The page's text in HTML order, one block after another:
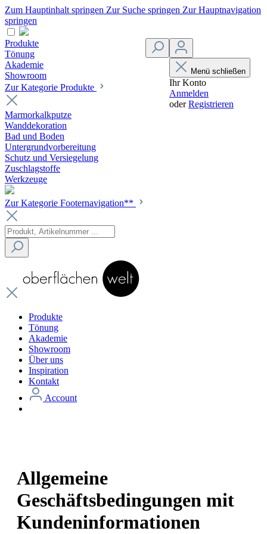
Zum Hauptinhalt springen Zur Suche springen Zur Hauptnavigation
springen
Produkte
Tönung
Akademie
Showroom
Zur Kategorie Produkte
Marmorkalkputze
Wanddekoration
Bad und Boden
Untergrundvorbereitung
Schutz und Versiegelung
Zuschlagstoffe
Werkzeuge
Zur Kategorie Footernavigation**
Menü schließen
Ihr Konto
Anmelden
oderRegistrieren
Produkte
Tönung
Akademie
Showroom
Über uns
Inspiration
Kontakt
Account
Allgemeine
Geschäftsbedingungen mit
Kundeninformationen